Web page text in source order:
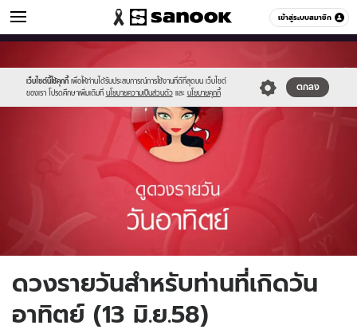
เข้าสู่ระบบสมาชิก
ดูดวง หมวดอื่นๆ
เว็บไซต์นี้ใช้คุกกี้ เพื่อให้ท่านได้รับประสบการณ์การใช้งานที่ดีที่สุดบน เว็บไซต์
ของเรา โปรดศึกษาเพิ่มเติมที่ นโยบายความเป็นส่วนตัว และ นโยบายคุกกี้
ตกลง
new-
sanook.png
ดวงรายวันสำหรับท่านที่เกิดวัน
อาทิตย์ (13 มิ.ย.58)